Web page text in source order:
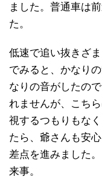
ました。普通車は
た。
低速で追い抜きざ
でみると、かなり
なりの音がしたの
れませんが、こち
視するつもりもな
たら、爺さんも安
差点を進みました
来事。